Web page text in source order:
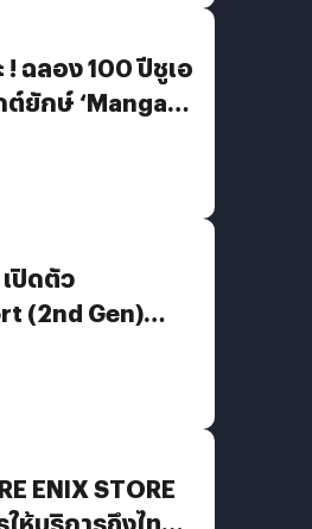
! ฉลอง 100 ปีชูเอ
ต์ยักษ์ ‘Manga
ปิดตัว
(2nd Gen)
ENIX STORE